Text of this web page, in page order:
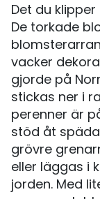
Det du
De torkade
vacker
gjorde på
stickas ner i
perenner är
stöd åt
grövre
eller läggas i
jorden. Med